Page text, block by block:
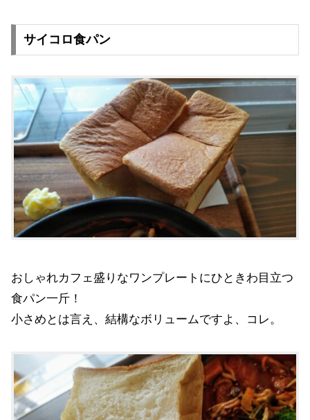
サイコロ食パン
おしゃれカフェ盛りなワンプレートにひときわ目立つ
食パン一斤！
小さめとは言え、結構なボリュームですよ、コレ。